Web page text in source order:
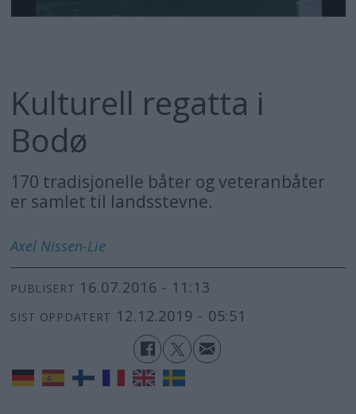
Kulturell regatta i
Bodø
170 tradisjonelle båter og veteranbåter
er samlet til landsstevne.
Axel Nissen-Lie
PUBLISERT 16.07.2016 - 11:13
SIST OPPDATERT 12.12.2019 - 05:51